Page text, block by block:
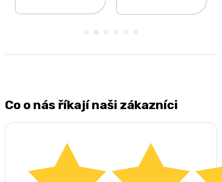
milujeme. lehká,
bude krásně
Co o nás říkají naši zákazníci